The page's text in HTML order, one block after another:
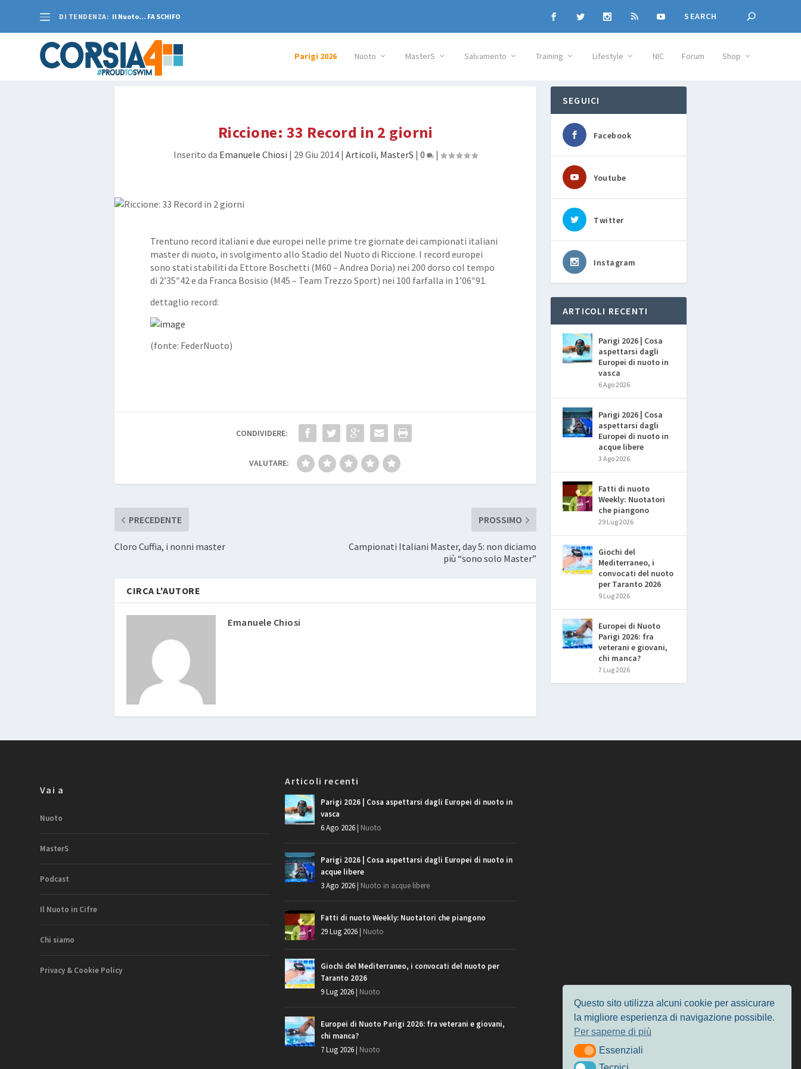
DI TENDENZA: Il Nuoto… FA SCHIFO
Parigi 2026 Nuoto MasterS Salvamento Training Lifestyle NIC Forum Shop
Riccione: 33 Record in 2 giorni
Inserito da Emanuele Chiosi | 29 Giu 2014 | Articoli, MasterS | 0 |
Trentuno record italiani e due europei nelle prime tre giornate dei campionati italiani
master di nuoto, in svolgimento allo Stadio del Nuoto di Riccione. I record europei
sono stati stabiliti da Ettore Boschetti (M60 – Andrea Doria) nei 200 dorso col tempo
di 2’35″42 e da Franca Bosisio (M45 – Team Trezzo Sport) nei 100 farfalla in 1’06″91.
dettaglio record:
(fonte: FederNuoto)
CONDIVIDERE:
VALUTARE:
PRECEDENTE
Cloro Cuffia, i nonni master
PROSSIMO
Campionati Italiani Master, day 5: non diciamo
più “sono solo Master”
CIRCA L'AUTORE
Emanuele Chiosi
SEGUICI
Facebook
Youtube
Twitter
Instagram
ARTICOLI RECENTI
Parigi 2026 | Cosa
aspettarsi dagli
Europei di nuoto in
vasca
6 Ago 2026
Parigi 2026 | Cosa
aspettarsi dagli
Europei di nuoto in
acque libere
3 Ago 2026
Fatti di nuoto
Weekly: Nuotatori
che piangono
29 Lug 2026
Giochi del
Mediterraneo, i
convocati del nuoto
per Taranto 2026
9 Lug 2026
Europei di Nuoto
Parigi 2026: fra
veterani e giovani,
chi manca?
7 Lug 2026
Vai a
Nuoto
MasterS
Podcast
Il Nuoto in Cifre
Chi siamo
Privacy & Cookie Policy
Articoli recenti
Parigi 2026 | Cosa aspettarsi dagli Europei di nuoto in
vasca
6 Ago 2026| Nuoto
Parigi 2026 | Cosa aspettarsi dagli Europei di nuoto in
acque libere
3 Ago 2026| Nuoto in acque libere
Fatti di nuoto Weekly: Nuotatori che piangono
29 Lug 2026| Nuoto
Giochi del Mediterraneo, i convocati del nuoto per
Taranto 2026
9 Lug 2026| Nuoto
Europei di Nuoto Parigi 2026: fra veterani e giovani,
chi manca?
7 Lug 2026| Nuoto
Questo sito utilizza alcuni cookie per assicurare
la migliore esperienza di navigazione possibile.
Per saperne di più
EssenzialiEssenziali